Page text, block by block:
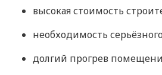
высокая стоимость
необходимость
долгий прогрев